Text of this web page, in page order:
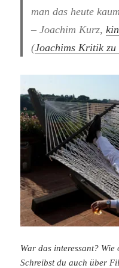
man das heute
– Joachim Kurz,
(Joachims Kritik zu
War das interessant?
Schreibst du auch über